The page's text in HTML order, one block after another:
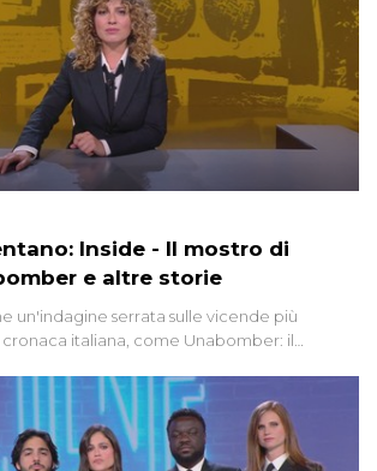
Inside - Il mostro di
e altre storie
un'indagine serrata sulle vicende più
italiana, come Unabomber: il
potrebbe essere ancora in
affronta inoltre le zone d'ombra sul Mostro di
appaiono ancora oggi avvolte in un
chiariti. Nel corso dello speciale anche